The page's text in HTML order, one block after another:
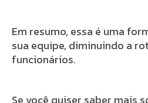
Em resumo, essa é uma
sua equipe, diminuindo a
funcionários.